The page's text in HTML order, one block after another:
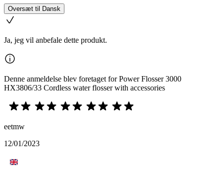
Oversæt til Dansk
Ja, jeg vil anbefale dette produkt.
Denne anmeldelse blev foretaget for Power Flosser 3000
HX3806/33 Cordless water flosser with accessories
eetmw
12/01/2023